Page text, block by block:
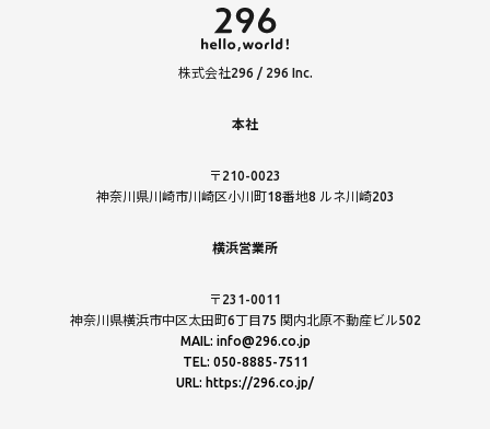
株式会社296 / 296 Inc.
本社
〒210-0023
神奈川県川崎市川崎区小川町18番地8 ルネ川崎203
横浜営業所
〒231-0011
神奈川県横浜市中区太田町6丁目75 関内北原不動産ビル502
MAIL: info@296.co.jp
TEL: 050-8885-7511
URL: https://296.co.jp/